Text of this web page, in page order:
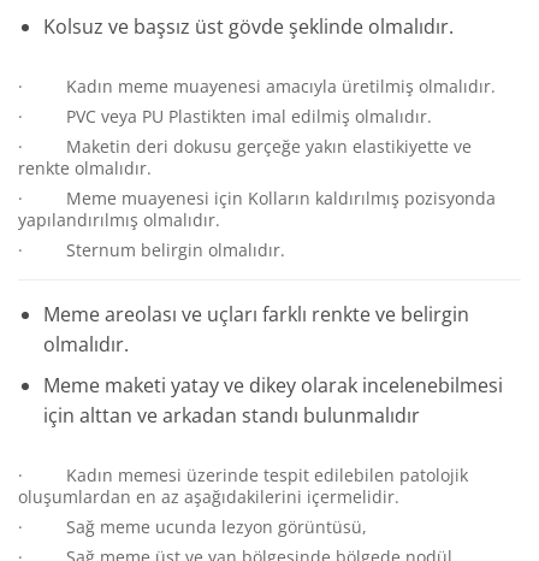
Kolsuz ve başsız üst gövde şeklinde olmalıdır.
· Kadın meme muayenesi amacıyla üretilmiş olmalıdır.
· PVC veya PU Plastikten imal edilmiş olmalıdır.
· Maketin deri dokusu gerçeğe yakın elastikiyette ve
renkte olmalıdır.
· Meme muayenesi için Kolların kaldırılmış pozisyonda
yapılandırılmış olmalıdır.
· Sternum belirgin olmalıdır.
Meme areolası ve uçları farklı renkte ve belirgin
olmalıdır.
Meme maketi yatay ve dikey olarak incelenebilmesi
için alttan ve arkadan standı bulunmalıdır
· Kadın memesi üzerinde tespit edilebilen patolojik
oluşumlardan en az aşağıdakilerini içermelidir.
· Sağ meme ucunda lezyon görüntüsü,